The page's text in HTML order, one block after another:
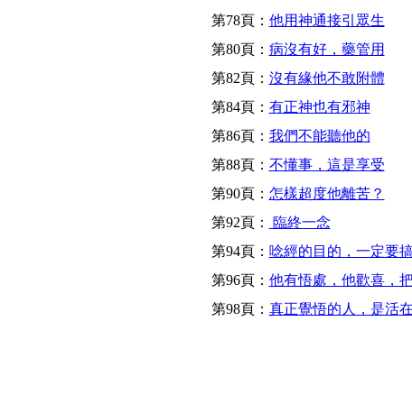
第78頁： 他用神通接引眾生
第80頁： 病沒有好，藥管用
第82頁： 沒有緣他不敢附體
第84頁： 有正神也有邪神
第86頁： 我們不能聽他的
第88頁： 不懂事，這是享受
第90頁： 怎樣超度他離苦？
第92頁：
臨終一念
第94頁： 唸經的目的，一定要
第96頁： 他有悟處，他歡喜，
第98頁： 真正覺悟的人，是活